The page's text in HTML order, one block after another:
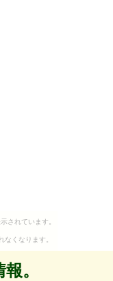
されています。
なくなります。
。